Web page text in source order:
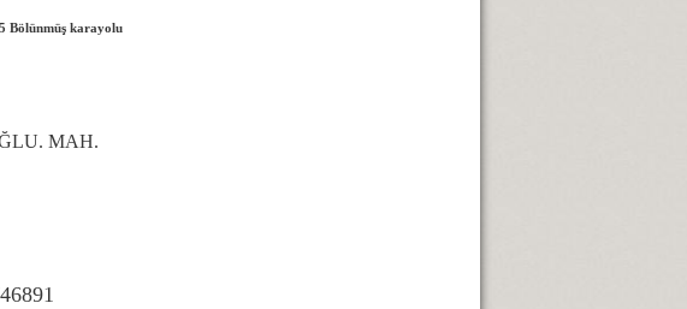
Bölünmüş karayolu
MAH.